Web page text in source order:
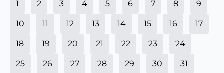
1 2 3 4 5 6 7 8 9
10 11 12 13 14 15 16 17
18 19 20 21 22 23 24
25 26 27 28 29 30 31